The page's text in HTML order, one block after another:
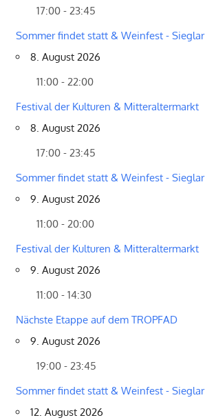
17:00 - 23:45
Sommer findet statt & Weinfest - Sieglar
8. August 2026
11:00 - 22:00
Festival der Kulturen & Mitteraltermarkt
8. August 2026
17:00 - 23:45
Sommer findet statt & Weinfest - Sieglar
9. August 2026
11:00 - 20:00
Festival der Kulturen & Mitteraltermarkt
9. August 2026
11:00 - 14:30
Nächste Etappe auf dem TROPFAD
9. August 2026
19:00 - 23:45
Sommer findet statt & Weinfest - Sieglar
12. August 2026